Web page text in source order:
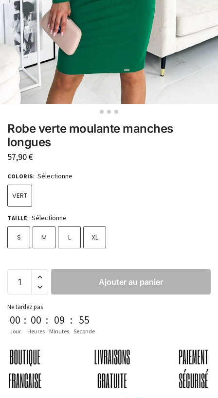
Robe verte moulante manches
longues
57,90€
COLORIS: Sélectionne
VERT
TAILLE: Sélectionne
S M L XL
Ajouter au panier
Ne tardez pas
00
Jour
: 00
Heures
: 09
Minutes
: 54
Seconde